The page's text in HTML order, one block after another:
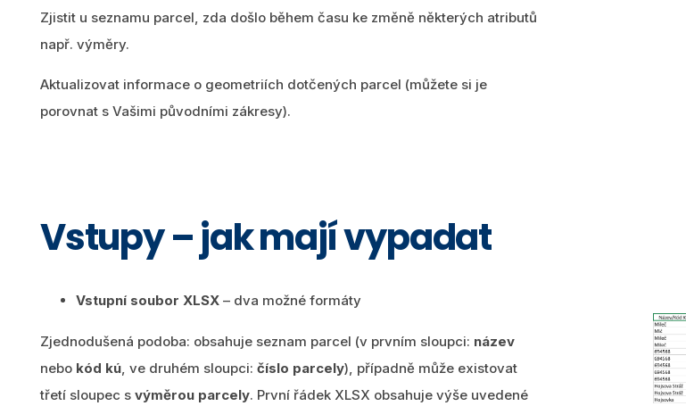
Zjistit u seznamu parcel, zda došlo během času ke změně některých atributů
např. výměry.
Aktualizovat informace o geometriích dotčených parcel (můžete si je
porovnat s Vašimi původními zákresy).
Vstupy – jak mají vypadat
Vstupní soubor XLSX – dva možné formáty
Zjednodušená podoba: obsahuje seznam parcel (v prvním sloupci: název
nebo kód kú, ve druhém sloupci: číslo parcely), případně může existovat
třetí sloupec s výměrou parcely. První řádek XLSX obsahuje výše uvedené